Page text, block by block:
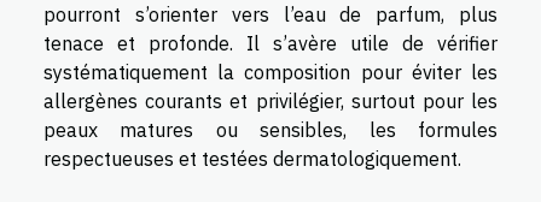
pourront s’orienter vers l’eau de parfum, plus
tenace et profonde. Il s’avère utile de vérifier
systématiquement la composition pour éviter les
allergènes courants et privilégier, surtout pour les
peaux matures ou sensibles, les formules
respectueuses et testées dermatologiquement.